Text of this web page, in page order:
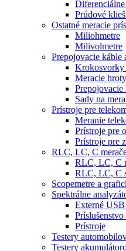
Prúdové
Ostatné meracie
Miliohmetre
Milivolmetre
Prepojovacie káble
Meracie hroty
Prepojovacie
Sady na
Prístroje pre
Meranie
Prístroje pre
Prístroje pre
RLC, LC, C
RLC, LC, C
RLC, LC, C
Scopemetre a
Spektrálne
Externé
Prístroje
Testery
Testery